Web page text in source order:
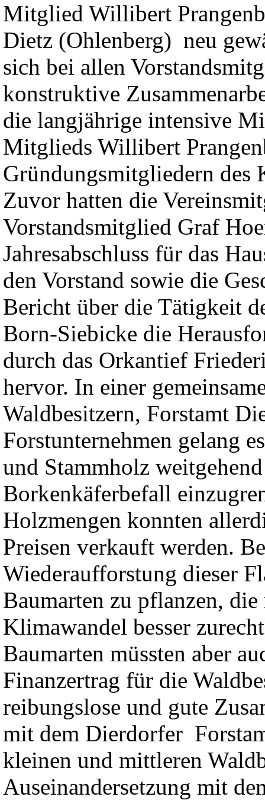
Mitglied Willibert
Dietz (Ohlenberg) neu
sich bei allen
konstruktive
die langjährige intensive
Mitglieds Willibert
Gründungsmitgliedern des
Zuvor hatten die
Vorstandsmitglied Graf
Jahresabschluss für das
den Vorstand sowie die
Bericht über die Tätigkeit
Born-Siebicke die
durch das Orkantief
hervor. In einer
Waldbesitzern, Forstamt
Forstunternehmen gelang
und Stammholz
Borkenkäferbefall
Holzmengen konnten
Preisen verkauft werden.
Wiederaufforstung dieser
Baumarten zu pflanzen,
Klimawandel besser
Baumarten müssten aber
Finanzertrag für die
reibungslose und gute
mit dem Dierdorfer
kleinen und mittleren
Auseinandersetzung mit